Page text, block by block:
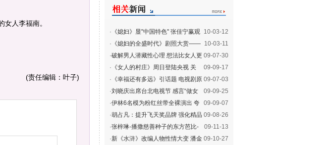
人李福南。
(责任编辑：叶子)
10-03-12
· 《媳妇》显"中国特色" 张佳宁赢观
众高度评价(图)
10-03-11
· 《媳妇的全盛时代》剧照大赏——
289(图)
09-07-30
·破解男人潜藏性心理 想法比女人更
加难以捉摸
09-09-17
· 《女人的村庄》周日登陆央视 关
注“留守妇女”
09-07-03
· 《幸福还有多远》引话题 电视剧原
著哪个好看
09-09-25
·刘晓庆出席台北电视节 感言“做女
人可以哭泣”
09-09-07
·伊林6名模为粉红丝带全裸演出 夸
蔡康永懂女人
09-08-26
·胡占凡：提升飞天奖品牌 强化精品
电视剧殿堂
09-11-13
·张梓琳-播撒慈善种子的东方芭比-
女人创造历史
09-10-27
·新《水浒》改编人物性情大变 潘金